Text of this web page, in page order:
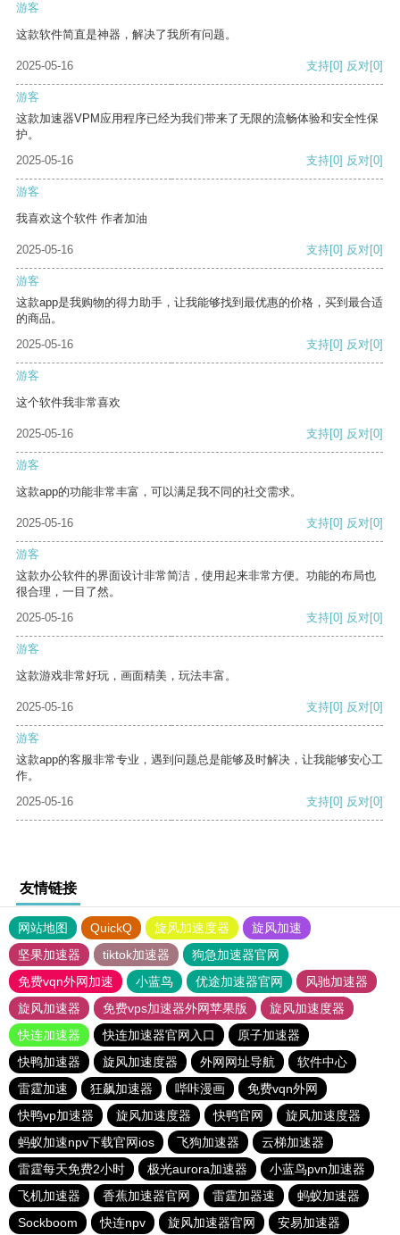
游客
这款软件简直是神器，解决了我所有问题。
2025-05-16 支持[0] 反对[0]
游客
这款加速器VPM应用程序已经为我们带来了无限的流畅体验和安全性保
护。
2025-05-16
支持[0] 反对[0]
游客
我喜欢这个软件 作者加油
2025-05-16 支持[0] 反对[0]
游客
这款app是我购物的得力助手，让我能够找到最优惠的价格，买到最合适
的商品。
2025-05-16
支持[0] 反对[0]
游客
这个软件我非常喜欢
2025-05-16 支持[0] 反对[0]
游客
这款app的功能非常丰富，可以满足我不同的社交需求。
2025-05-16 支持[0] 反对[0]
游客
这款办公软件的界面设计非常简洁，使用起来非常方便。功能的布局也
很合理，一目了然。
2025-05-16
支持[0] 反对[0]
游客
这款游戏非常好玩，画面精美，玩法丰富。
2025-05-16 支持[0] 反对[0]
游客
这款app的客服非常专业，遇到问题总是能够及时解决，让我能够安心工
作。
2025-05-16
支持[0] 反对[0]
友情链接
网站地图 QuickQ 旋风加速度器
旋风加速
坚果加速器
tiktok加速器
狗急加速器官网
免费vqn外网加速
小蓝鸟 优途加速器官网
风驰加速器
旋风加速器
免费vps加速器外网苹果版
旋风加速度器
快连加速器
快连加速器官网入口
原子加速器
快鸭加速器
旋风加速度器 外网网址导航
软件中心
雷霆加速
狂飙加速器 哔咔漫画
免费vqn外网
快鸭vp加速器
旋风加速度器 快鸭官网
旋风加速度器
蚂蚁加速npv下载官网ios
飞狗加速器
云梯加速器
雷霆每天免费2小时
极光aurora加速器
小蓝鸟pvn加速器
飞机加速器
香蕉加速器官网 雷霆加器速
蚂蚁加速器
Sockboom
快连npv 旋风加速器官网 安易加速器